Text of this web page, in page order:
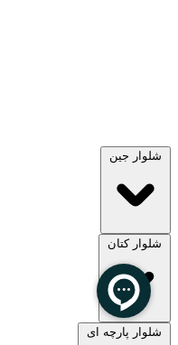
شلوار جین
مشاهده همه
شلوار کتان
شلوار پارچه ای